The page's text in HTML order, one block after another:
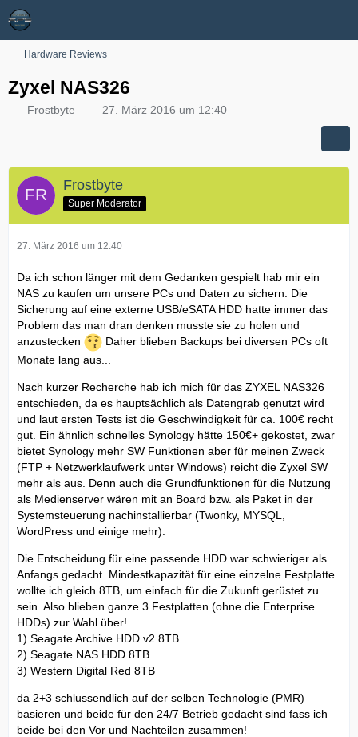
Hardware Reviews
Zyxel NAS326
Frostbyte 27. März 2016 um 12:40
Frostbyte
Super Moderator
27. März 2016 um 12:40
Da ich schon länger mit dem Gedanken gespielt hab mir ein
NAS zu kaufen um unsere PCs und Daten zu sichern. Die
Sicherung auf eine externe USB/eSATA HDD hatte immer das
Problem das man dran denken musste sie zu holen und
anzustecken
Daher blieben Backups bei diversen PCs oft
Monate lang aus...
Nach kurzer Recherche hab ich mich für das ZYXEL NAS326
entschieden, da es hauptsächlich als Datengrab genutzt wird
und laut ersten Tests ist die Geschwindigkeit für ca. 100€ recht
gut. Ein ähnlich schnelles Synology hätte 150€+ gekostet, zwar
bietet Synology mehr SW Funktionen aber für meinen Zweck
(FTP + Netzwerklaufwerk unter Windows) reicht die Zyxel SW
mehr als aus. Denn auch die Grundfunktionen für die Nutzung
als Medienserver wären mit an Board bzw. als Paket in der
Systemsteuerung nachinstallierbar (Twonky, MYSQL,
WordPress und einige mehr).
Die Entscheidung für eine passende HDD war schwieriger als
Anfangs gedacht. Mindestkapazität für eine einzelne Festplatte
wollte ich gleich 8TB, um einfach für die Zukunft gerüstet zu
sein. Also blieben ganze 3 Festplatten (ohne die Enterprise
HDDs) zur Wahl über!
1) Seagate Archive HDD v2 8TB
2) Seagate NAS HDD 8TB
3) Western Digital Red 8TB
da 2+3 schlussendlich auf der selben Technologie (PMR)
basieren und beide für den 24/7 Betrieb gedacht sind fass ich
beide bei den Vor und Nachteilen zusammen!